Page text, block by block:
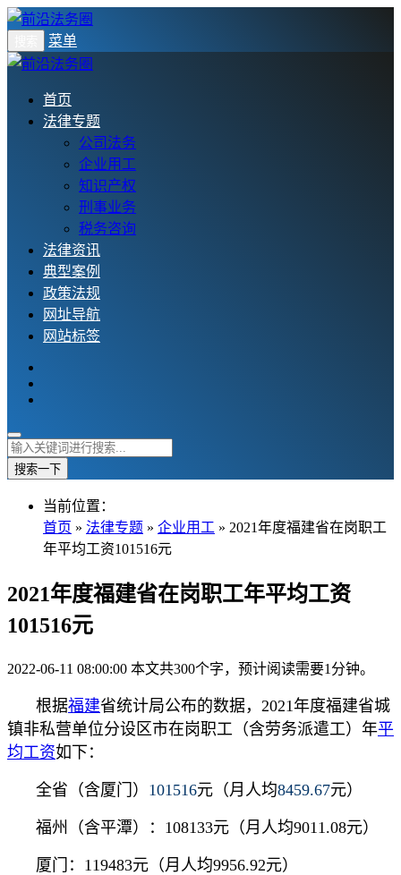
菜单
首页
法律专题
公司法务
企业用工
知识产权
刑事业务
税务咨询
法律资讯
典型案例
政策法规
网址导航
网站标签
搜索一下
当前位置：
首页 » 法律专题 » 企业用工 » 2021年度福建省在岗职工
年平均工资101516元
2021年度福建省在岗职工年平均工资
101516元
2022-06-11 08:00:00 本文共300个字，预计阅读需要1分钟。
根据福建省统计局公布的数据，2021年度福建省城
镇非私营单位分设区市在岗职工（含劳务派遣工）年平
均工资如下：
全省（含厦门） 101516元（月人均8459.67元）
福州（含平潭）：108133元（月人均9011.08元）
厦门：119483元（月人均9956.92元）